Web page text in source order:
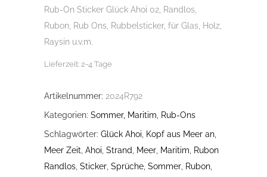
Rub-On Sticker Glück Ahoi 02, Randlos,
Rubon, Rub Ons, Rubbelsticker, für Glas, Holz,
Raysin u.v.m.
Lieferzeit: 2-4 Tage
Artikelnummer: 2024R792
Kategorien: Sommer, Maritim
Rub-Ons
Schlagwörter: Glück Ahoi Kopf aus Meer an
Meer Zeit Ahoi Strand Meer Maritim
Rubon
Randlos Sticker Sprüche Sommer Rubon